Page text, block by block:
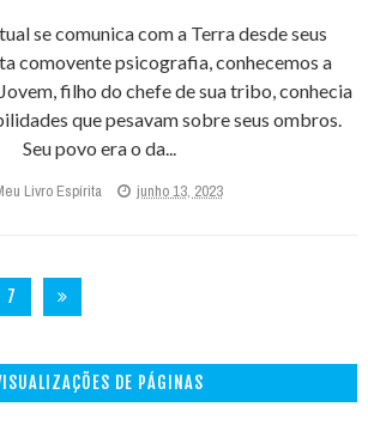
se comunica com a Terra desde seus
comovente psicografia, conhecemos a
filho do chefe de sua tribo, conhecia
que pesavam sobre seus ombros.
Seu povo era o da...
Livro Espírita junho 13, 2023
7
DE PÁGINAS